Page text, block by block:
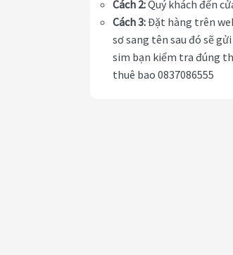
Cách 2:Quý khách đến
Cách 3:Đặt hàng trên
sơ sang tên sau đó sẽ
sim bạn kiểm tra đúng
thuê bao 0837086555